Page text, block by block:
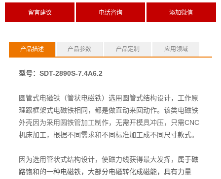
产品描述 产品参数 产品定制 应用领域
型号：SDT-2890S-7.4A6.2
圆管式电磁铁（管状电磁铁）选用圆管式结构设计，工作原
理跟框架式电磁铁相同，都是做直动来回动作。该类电磁铁
外壳因为采用圆铁管加工制作，无需开模具冲压，只需CNC
机床加工，根据不同需求和不同标准加工成不同尺寸款式。
因为选用管状式结构设计，使磁力线获得最大发挥， 属于磁
路饱和的一种电磁铁，大部分电磁转化成磁能，具有力量